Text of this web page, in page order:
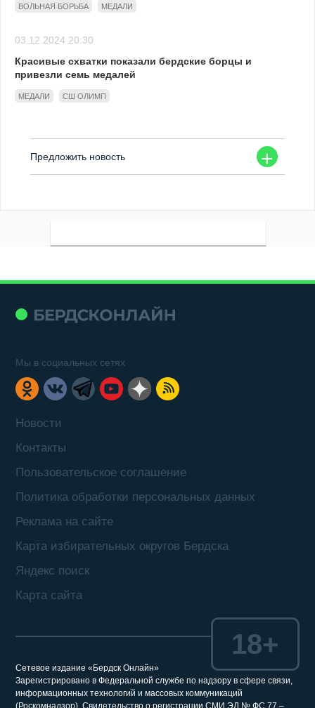
ВОЛЬНАЯ БОРЬБА МЕДАЛИ
03.12.2024 20:30
Красивые схватки показали бердские борцы и
привезли семь медалей
МЕДАЛИ СШ ОЛИМП
+
Предложить новость
Новости
Контакты
Пользовательское соглашение
Политика обработки персональных данных
Реклама на сайте
Карта избирательных округов Бердска
Яндекс поиск
Карта сайта
Мы в социальных сетях
Сетевое издание «Бердск Онлайн»
Зарегистрировано в Федеральной службе по надзору в сфере связи,
информационных технологий и массовых коммуникаций
18+